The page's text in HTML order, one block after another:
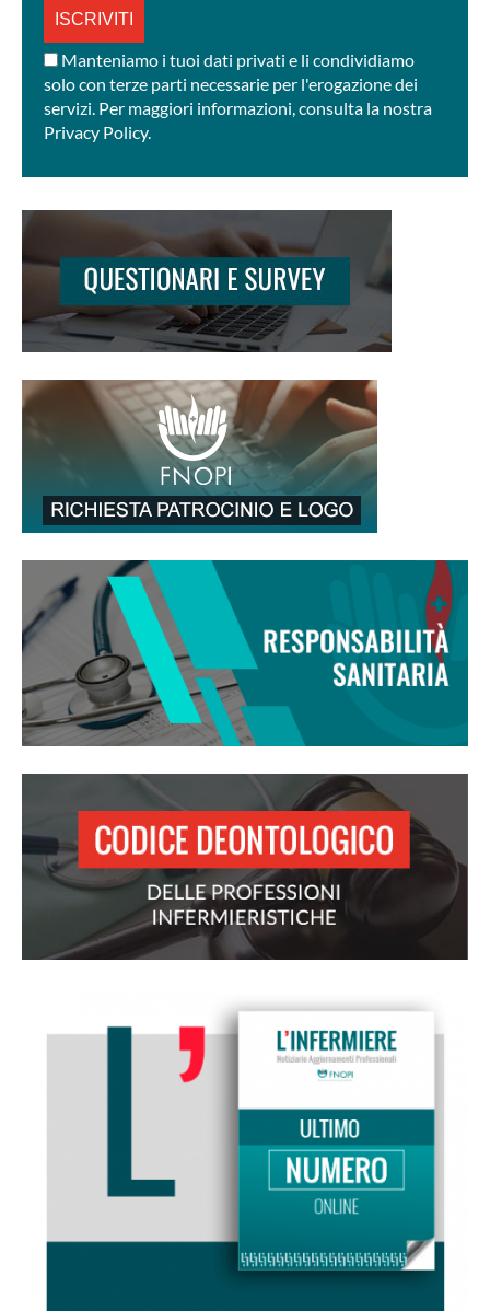
Manteniamo i tuoi dati privati e li condividiamo
solo con terze parti necessarie per l'erogazione dei
servizi. Per maggiori informazioni, consulta la nostra
Privacy Policy.